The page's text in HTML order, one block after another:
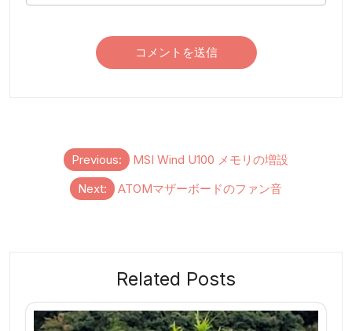
ョ
Previous:
MSI Wind U100 メモリの増設
Next:
ATOMマザーボードのファン音
Related Posts